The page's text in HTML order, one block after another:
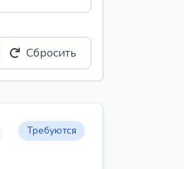
Сбросить
Требуются